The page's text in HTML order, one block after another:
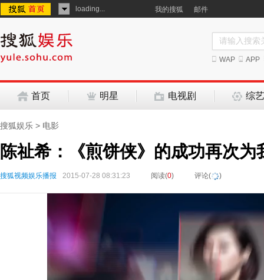
loading... 我的搜狐 邮件
WAP APP
首页 明星 电视剧 综艺
搜狐娱乐 > 电影
陈祉希：《煎饼侠》的成功再次为
搜狐视频娱乐播报 2015-07-28 08:31:23 阅读(0) 评论( )